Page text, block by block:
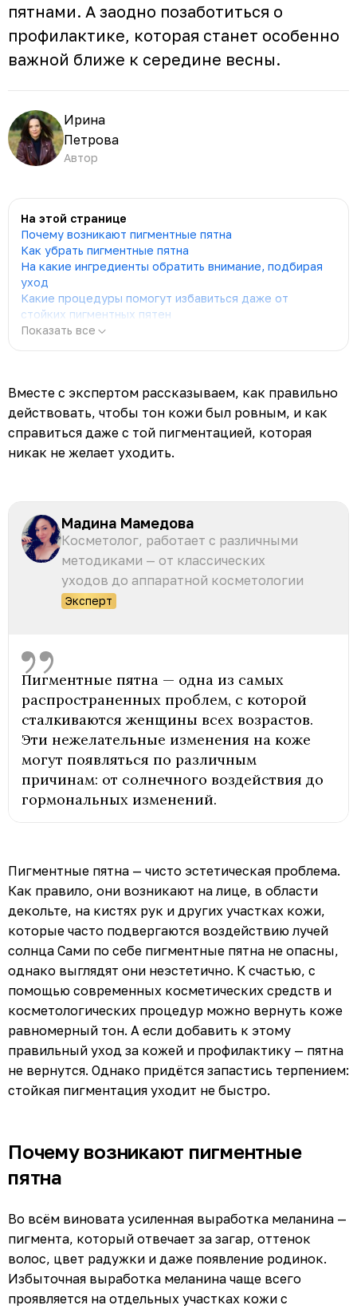
пятнами. А заодно позаботиться о
профилактике, которая станет особенно
важной ближе к середине весны.
Ирина
Петрова
Автор
На этой странице
Почему возникают пигментные пятна
Как убрать пигментные пятна
На какие ингредиенты обратить внимание, подбирая
уход
Какие процедуры помогут избавиться даже от
стойких пигментных пятен
Показать все
Вместе с экспертом рассказываем, как правильно
действовать, чтобы тон кожи был ровным, и как
справиться даже с той пигментацией, которая
никак не желает уходить.
Мадина Мамедова
Косметолог, работает с различными
методиками — от классических
уходов до аппаратной косметологии
Эксперт
Пигментные пятна — одна из самых
распространенных проблем, с которой
сталкиваются женщины всех возрастов.
Эти нежелательные изменения на коже
могут появляться по различным
причинам: от солнечного воздействия до
гормональных изменений.
Пигментные пятна — чисто эстетическая проблема.
Как правило, они возникают на лице, в области
декольте, на кистях рук и других участках кожи,
которые часто подвергаются воздействию лучей
солнца Сами по себе пигментные пятна не опасны,
однако выглядят они неэстетично. К счастью, с
помощью современных косметических средств и
косметологических процедур можно вернуть коже
равномерный тон. А если добавить к этому
правильный уход за кожей и профилактику — пятна
не вернутся. Однако придётся запастись терпением:
стойкая пигментация уходит не быстро.
Почему возникают пигментные
пятна
Во всём виновата усиленная выработка меланина —
пигмента, который отвечает за загар, оттенок
волос, цвет радужки и даже появление родинок.
Избыточная выработка меланина чаще всего
проявляется на отдельных участках кожи с